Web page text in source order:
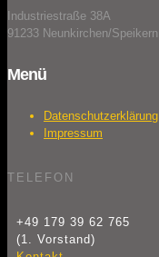
Industriestraße 38A
91233 Neunkirchen/Speikern
Menü
Datenschutzerklärung
Impressum
TELEFON
+49 179 39 62 765
(1. Vorstand)